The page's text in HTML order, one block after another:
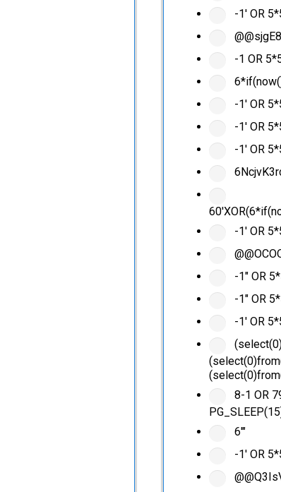
-1' OR
@@sjgE8
-1 OR
-1' OR
-1' OR
-1' OR
-1' OR
-1" OR
-1" OR
-1' OR
8-1 OR
6'"
-1' OR